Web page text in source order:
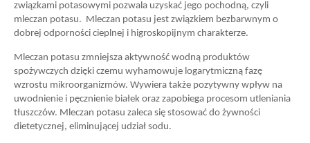
związkami potasowymi pozwala uzyskać jego pochodną, czyli
mleczan potasu. Mleczan potasu jest związkiem bezbarwnym o
dobrej odporności cieplnej i higroskopijnym charakterze.
Mleczan potasu zmniejsza aktywność wodną produktów
spożywczych dzięki czemu wyhamowuje logarytmiczną fazę
wzrostu mikroorganizmów. Wywiera także pozytywny wpływ na
uwodnienie i pęcznienie białek oraz zapobiega procesom utleniania
tłuszczów. Mleczan potasu zaleca się stosować do żywności
dietetycznej, eliminującej udział sodu.